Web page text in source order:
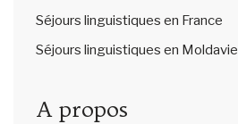
Séjours linguistiques en France
Séjours linguistiques en Moldavie
A propos